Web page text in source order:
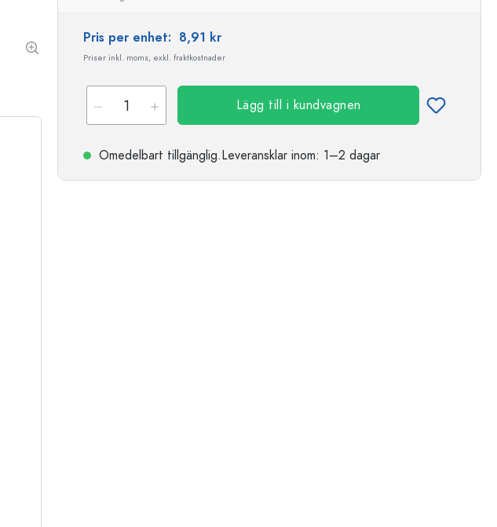
Pris per enhet: 8,91 kr
Priser inkl. moms, exkl. fraktkostnader
Lägg till i kundvagnen
Omedelbart tillgänglig.Leveransklar inom: 1–2 dagar